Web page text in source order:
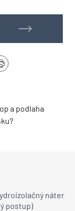
a podlaha
náter
postup)